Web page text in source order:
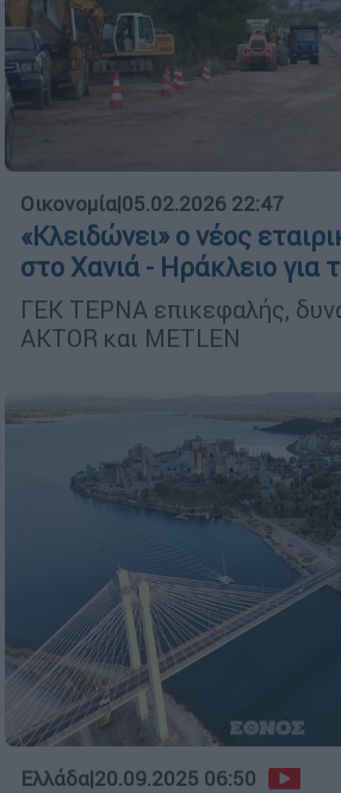
Οικονομία|05.02.2026 22:47
«Κλειδώνει» ο νέος
στο Χανιά - Ηράκλειο για
ΓΕΚ ΤΕΡΝΑ επικεφαλής,
AKTOR και METLEN
Ελλάδα|20.09.2025 06:50